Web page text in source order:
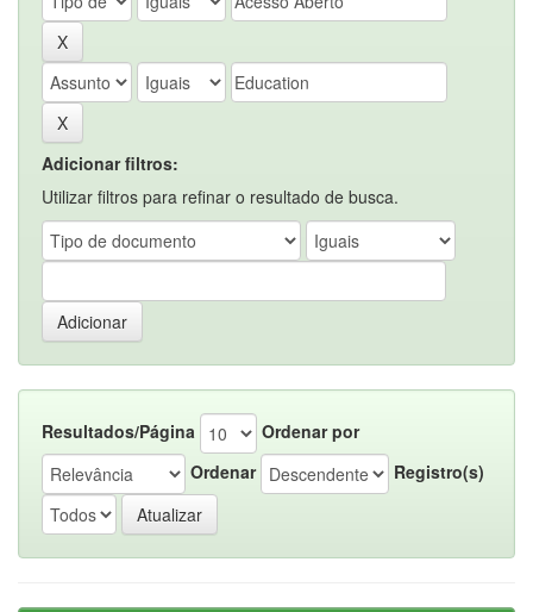
Adicionar filtros:
Utilizar filtros para refinar o resultado de busca.
Resultados/Página
Ordenar por
Ordenar
Registro(s)